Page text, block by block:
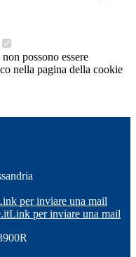
possono essere
nella pagina della cookie
per inviare una mail
Link per inviare una mail